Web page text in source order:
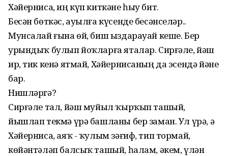
Хәйерниса, иң күп киткәне һыу бит.
Бесән бөткәс, ауылға күсенде бесәнселәр..
Мунсалай ғына өй, биш ыздарауай кеше. Бер
урындыҡ булып йоҡларға яталар. Сирғәле, йәш
ир, тик кенә ятмай, Хәйернисаның да эсендә йәне
бар.
Нишләргә?
Сирғәле тал, йәш муйыл ҡырҡып ташый,
йышлап текмә үрә башланы бер заман. Ул үрә, ә
Хәйерниса, аяҡ - ҡулым зәғиф, тип тормай,
көйәнтәләп балсыҡ ташый, һалам, әкем, үлән